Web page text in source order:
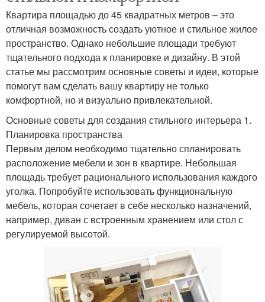
Квартира площадью до 45 квадратных метров – это
отличная возможность создать уютное и стильное жилое
пространство. Однако небольшие площади требуют
тщательного подхода к планировке и дизайну. В этой
статье мы рассмотрим основные советы и идеи, которые
помогут вам сделать вашу квартиру не только
комфортной, но и визуально привлекательной.
Основные советы для создания стильного интерьера 1.
Планировка пространства
Первым делом необходимо тщательно спланировать
расположение мебели и зон в квартире. Небольшая
площадь требует рационального использования каждого
уголка. Попробуйте использовать функциональную
мебель, которая сочетает в себе несколько назначений,
например, диван с встроенным хранением или стол с
регулируемой высотой.